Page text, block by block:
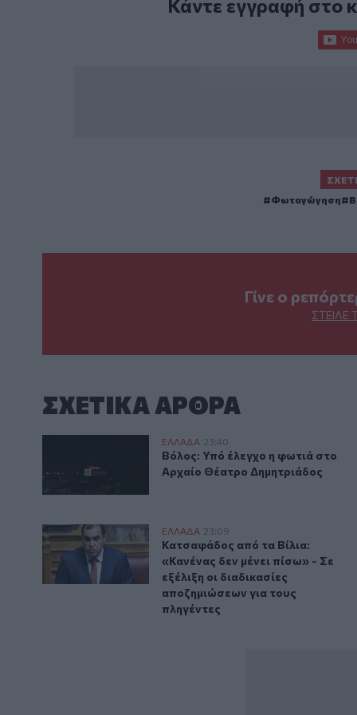
Κάντε εγγραφή στο
Φωταγώγηση
Γίνε ο
ΣΤΕΊΛΕ
ΣΧΕΤΙΚA AΡΘΡΑ
Βόλος: Υπό έλεγχο η φωτιά στο Αρχαίο Θέατρο
ΕΛΛAΔΑ 23:40
Βόλος: Υπό έλεγχο η φωτιά στο
Βόλος: Υπό έλεγχο η φωτιά στο
Αρχαίο Θέατρο Δημητριάδος
Kατσαφάδος: «Το μήνυμα είναι ένα και απλό.
ΕΛΛAΔΑ 23:09
Κατσαφάδος από τα Βίλια:
Κατσαφάδος από τα Βίλια:
«Κανένας δεν μένει πίσω» - Σε
εξέλιξη οι διαδικασίες
αποζημιώσεων για τους
πληγέντες